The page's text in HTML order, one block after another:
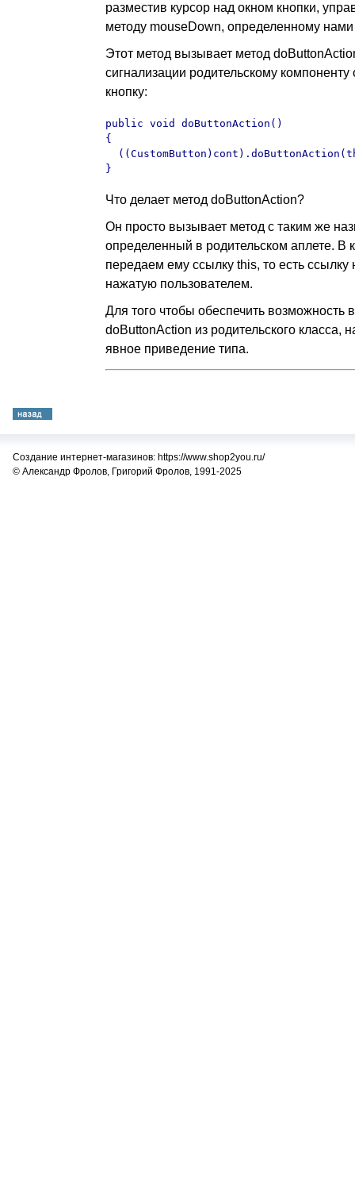
разместив курсор над окном кнопки,
методу mouseDown, определенному нами
Этот метод вызывает метод
сигнализации родительскому
кнопку:
public void doButtonAction()
{
}
Что делает метод doButtonAction?
Он просто вызывает метод с таким же
определенный в родительском аплете. В
передаем ему ссылку this, то есть ссылку
нажатую пользователем.
Для того чтобы обеспечить возможность
doButtonAction из родительского класса,
явное приведение типа.
Создание интернет-магазинов: https://www.shop2you.ru/
© Александр Фролов, Григорий Фролов, 1991-2025